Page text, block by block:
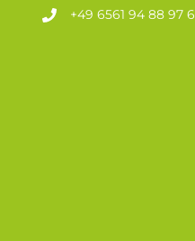
+49 6561 94 88 97 6